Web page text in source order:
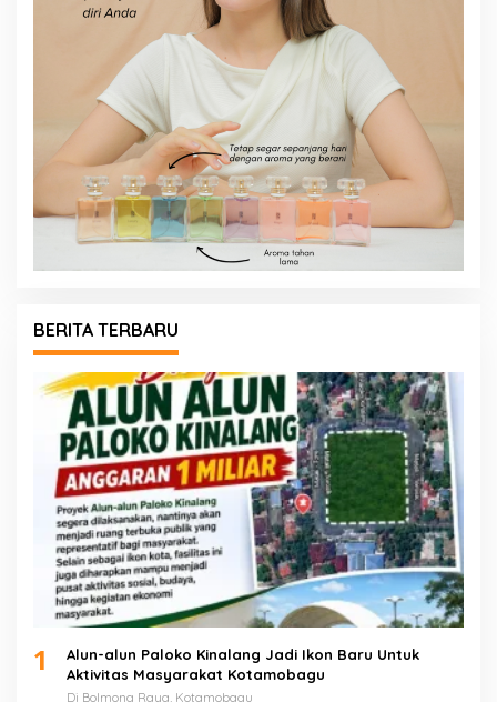
BERITA TERBARU
1
Alun-alun Paloko Kinalang Jadi Ikon Baru Untuk
Aktivitas Masyarakat Kotamobagu
Di Bolmong Raya, Kotamobagu